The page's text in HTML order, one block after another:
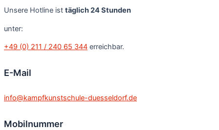
Unsere Hotline ist täglich 24 Stunden
unter:
+49 (0) 211 / 240 65 344 erreichbar.
E-Mail
info@kampfkunstschule-duesseldorf.de
Mobilnummer